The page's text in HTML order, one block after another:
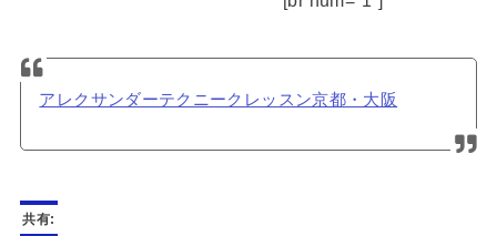
アレクサンダーテクニークレッスン京都・大阪
共有: